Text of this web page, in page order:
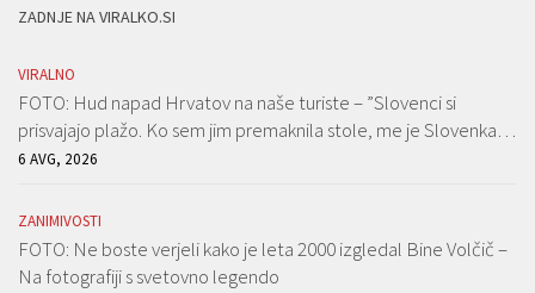
ZADNJE NA VIRALKO.SI
VIRALNO
FOTO: Hud napad Hrvatov na naše turiste – ”Slovenci si
prisvajajo plažo. Ko sem jim premaknila stole, me je Slovenka…
6 AVG, 2026
ZANIMIVOSTI
FOTO: Ne boste verjeli kako je leta 2000 izgledal Bine Volčič –
Na fotografiji s svetovno legendo